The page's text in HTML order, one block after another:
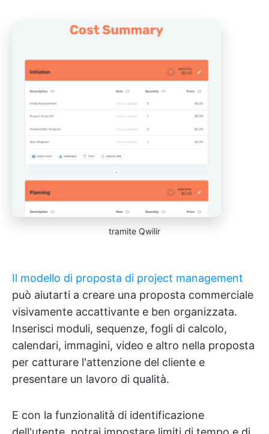
tramite Qwilir
Il modello di proposta di project management
può aiutarti a creare una proposta commerciale
visivamente accattivante e ben organizzata.
Inserisci moduli, sequenze, fogli di calcolo,
calendari, immagini, video e altro nella proposta
per catturare l'attenzione del cliente e
presentare un lavoro di qualità.
E con la funzionalità di identificazione